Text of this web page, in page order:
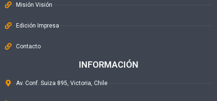
Misión Visión
Edición Impresa
Contacto
INFORMACIÓN
Av. Conf. Suiza 895, Victoria, Chile